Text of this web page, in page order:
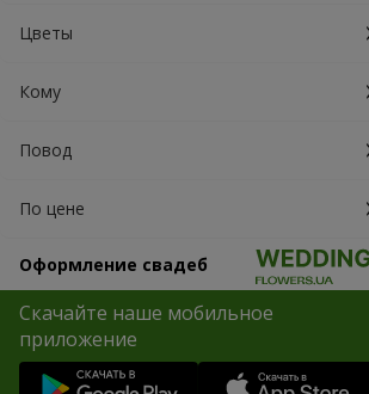
Цветы
Кому
Повод
По цене
Оформление свадеб
Скачайте наше мобильное
приложение